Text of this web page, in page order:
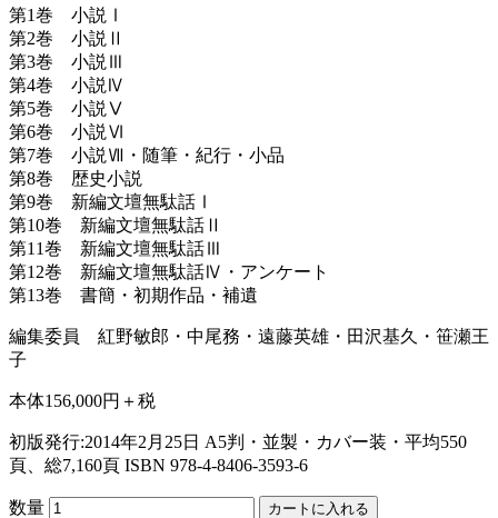
第1巻 小説Ⅰ
第2巻 小説Ⅱ
第3巻 小説Ⅲ
第4巻 小説Ⅳ
第5巻 小説Ⅴ
第6巻 小説Ⅵ
第7巻 小説Ⅶ・随筆・紀行・小品
第8巻 歴史小説
第9巻 新編文壇無駄話Ⅰ
第10巻 新編文壇無駄話Ⅱ
第11巻 新編文壇無駄話Ⅲ
第12巻 新編文壇無駄話Ⅳ・アンケート
第13巻 書簡・初期作品・補遺
編集委員 紅野敏郎・中尾務・遠藤英雄・田沢基久・笹瀬王
子
本体156,000円＋税
初版発行:2014年2月25日 A5判・並製・カバー装・平均550
頁、総7,160頁 ISBN 978-4-8406-3593-6
数量